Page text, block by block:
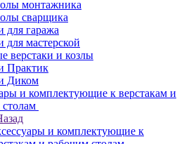
монтажника
сварщика
для гаража
для мастерской
верстаки и козлы
Практик
Диком
и комплектующие к верстакам и
и комплектующие к